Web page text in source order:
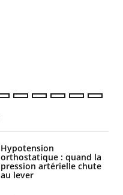
Hypotension
orthostatique : quand la
pression artérielle chute
au lever